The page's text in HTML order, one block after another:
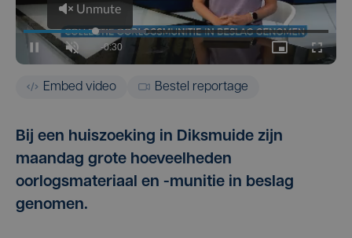
Embed video Bestel reportage
Bij een huiszoeking in Diksmuide zijn
maandag grote hoeveelheden
oorlogsmateriaal en -munitie in beslag
genomen.